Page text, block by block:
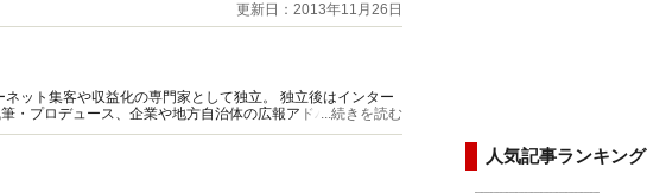
更新日：2013年11月26日
収益化の専門家として独立。 独立後はインター
・プロデュース、企業や地方自治体の広報アドバイザー、講
...続きを読む
人気記事ランキング